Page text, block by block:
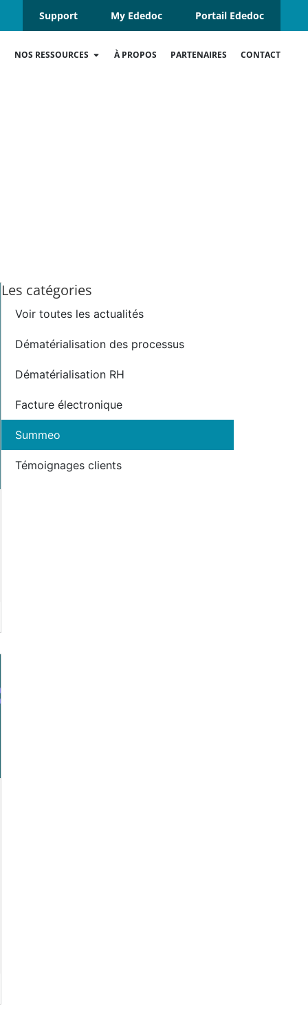
Support My Ededoc Portail Ededoc
NOS RESSOURCES À PROPOS PARTENAIRES CONTACT
Les catégories
Dématérialisation des processus
Dématérialisation RH
Facture électronique
Summeo
Témoignages clients
Voir toutes les actualités